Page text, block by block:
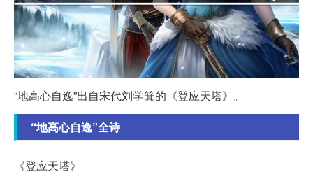
“地高心自逸”出自宋代刘学箕的《登应天塔》。
“地高心自逸”全诗
《登应天塔》